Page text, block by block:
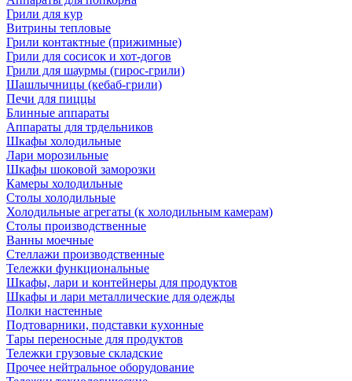
Грили для кур
Витрины тепловые
Грили контактные (прижимные)
Грили для сосисок и хот-догов
Грили для шаурмы (гирос-грили)
Шашлычницы (кебаб-грили)
Печи для пиццы
Блинные аппараты
Аппараты для трдельников
Шкафы холодильные
Лари морозильные
Шкафы шоковой заморозки
Камеры холодильные
Столы холодильные
Холодильные агрегаты (к холодильным камерам)
Столы производственные
Ванны моечные
Стеллажи производственные
Тележки функциональные
Шкафы, лари и контейнеры для продуктов
Шкафы и лари металлические для одежды
Полки настенные
Подтоварники, подставки кухонные
Тары переносные для продуктов
Тележки грузовые складские
Прочее нейтральное оборудование